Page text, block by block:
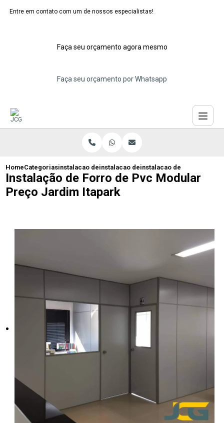
Entre em contato com um de nossos especialistas!
Faça seu orçamento agora mesmo
Faça seu orçamento por Whatsapp
HomeCategoriasinstalacao de forros moduladores
instalacao de forro modular de pvc
instalacao de forro de
Instalação de Forro de Pvc Modular
Preço Jardim Itapark